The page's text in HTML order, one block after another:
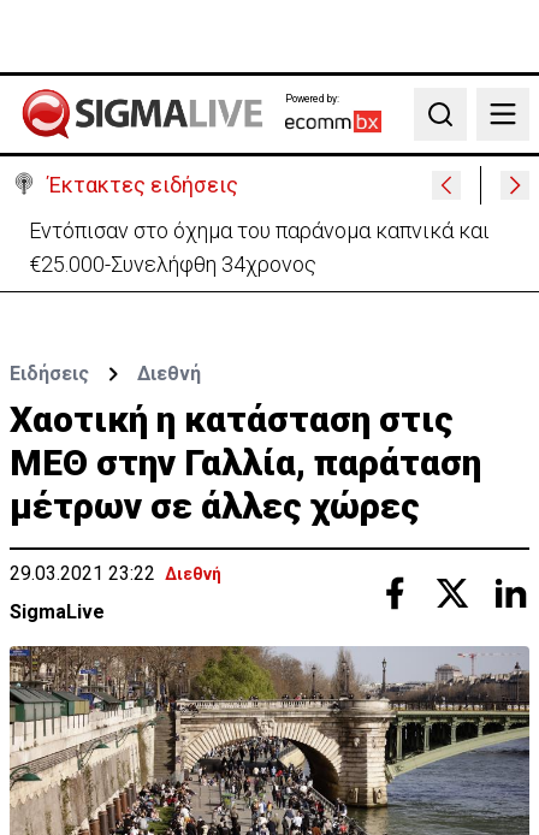
Powered by:
Search
Έκτακτες ειδήσεις
Μαλαισία: Πανικός σε πτήση – Επιχείρησε να
ανοίξει την έξοδο κυνδίνου (ΒΙΝΤΕΟ)
Ειδήσεις Διεθνή
Χαοτική η κατάσταση στις
ΜΕΘ στην Γαλλία, παράταση
μέτρων σε άλλες χώρες
29.03.2021 23:22 Διεθνή
SigmaLive